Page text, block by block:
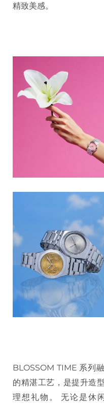
精致美感。
BLOSSOM TIME 系列
的精湛工艺，是提升造
理想礼物。 无论是休